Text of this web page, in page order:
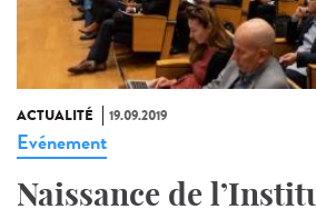
ACTUALITÉ 19.09.2019
Evénement
Naissance de